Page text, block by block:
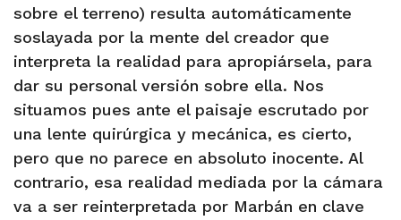
sobre el terreno) resulta automáticamente
soslayada por la mente del creador que
interpreta la realidad para apropiársela, para
dar su personal versión sobre ella. Nos
situamos pues ante el paisaje escrutado por
una lente quirúrgica y mecánica, es cierto,
pero que no parece en absoluto inocente. Al
contrario, esa realidad mediada por la cámara
va a ser reinterpretada por Marbán en clave